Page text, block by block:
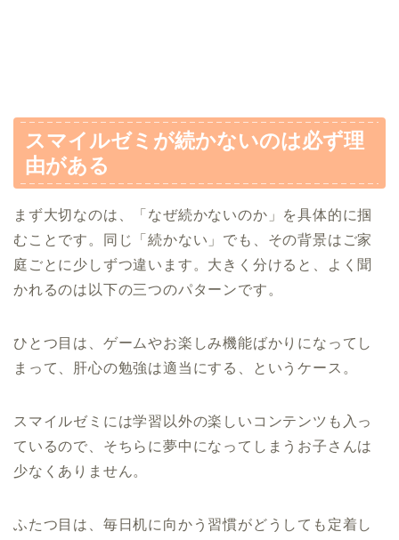
スマイルゼミが続かないのは必ず理
由がある
まず大切なのは、「なぜ続かないのか」を具体的に掴
むことです。同じ「続かない」でも、その背景はご家
庭ごとに少しずつ違います。大きく分けると、よく聞
かれるのは以下の三つのパターンです。
ひとつ目は、ゲームやお楽しみ機能ばかりになってし
まって、肝心の勉強は適当にする、というケース。
スマイルゼミには学習以外の楽しいコンテンツも入っ
ているので、そちらに夢中になってしまうお子さんは
少なくありません。
ふたつ目は、毎日机に向かう習慣がどうしても定着し